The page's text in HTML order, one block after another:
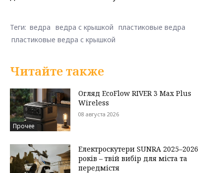
Теги: ведра ведра с крышкой пластиковые ведра
пластиковые ведра с крышкой
Читайте также
Прочее
Огляд EcoFlow RIVER 3 Max Plus
Wireless
08 августа 2026
Електроскутери SUNRA 2025–2026
років – твій вибір для міста та
передмістя